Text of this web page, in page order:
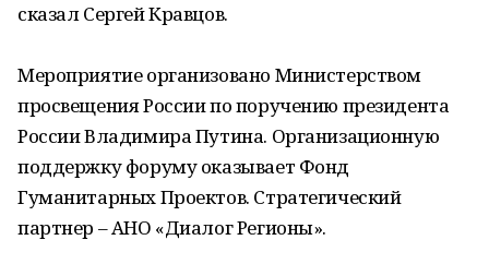
сказал Сергей Кравцов.
Мероприятие организовано Министерством
просвещения России по поручению президента
России Владимира Путина. Организационную
поддержку форуму оказывает Фонд
Гуманитарных Проектов. Стратегический
партнер – АНО «Диалог Регионы».